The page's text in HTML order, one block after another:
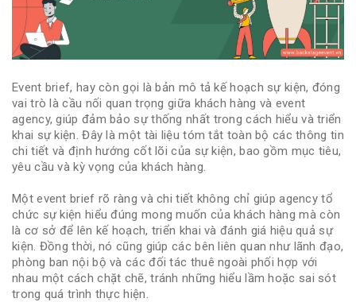
Event brief, hay còn gọi là bản mô tả kế hoạch sự kiện, đóng
vai trò là cầu nối quan trọng giữa khách hàng và event
agency, giúp đảm bảo sự thống nhất trong cách hiểu và triển
khai sự kiện. Đây là một tài liệu tóm tắt toàn bộ các thông tin
chi tiết và định hướng cốt lõi của sự kiện, bao gồm mục tiêu,
yêu cầu và kỳ vọng của khách hàng.
Một event brief rõ ràng và chi tiết không chỉ giúp agency tổ
chức sự kiện hiểu đúng mong muốn của khách hàng mà còn
là cơ sở để lên kế hoạch, triển khai và đánh giá hiệu quả sự
kiện. Đồng thời, nó cũng giúp các bên liên quan như lãnh đạo,
phòng ban nội bộ và các đối tác thuê ngoài phối hợp với
nhau một cách chặt chẽ, tránh những hiểu lầm hoặc sai sót
trong quá trình thực hiện.